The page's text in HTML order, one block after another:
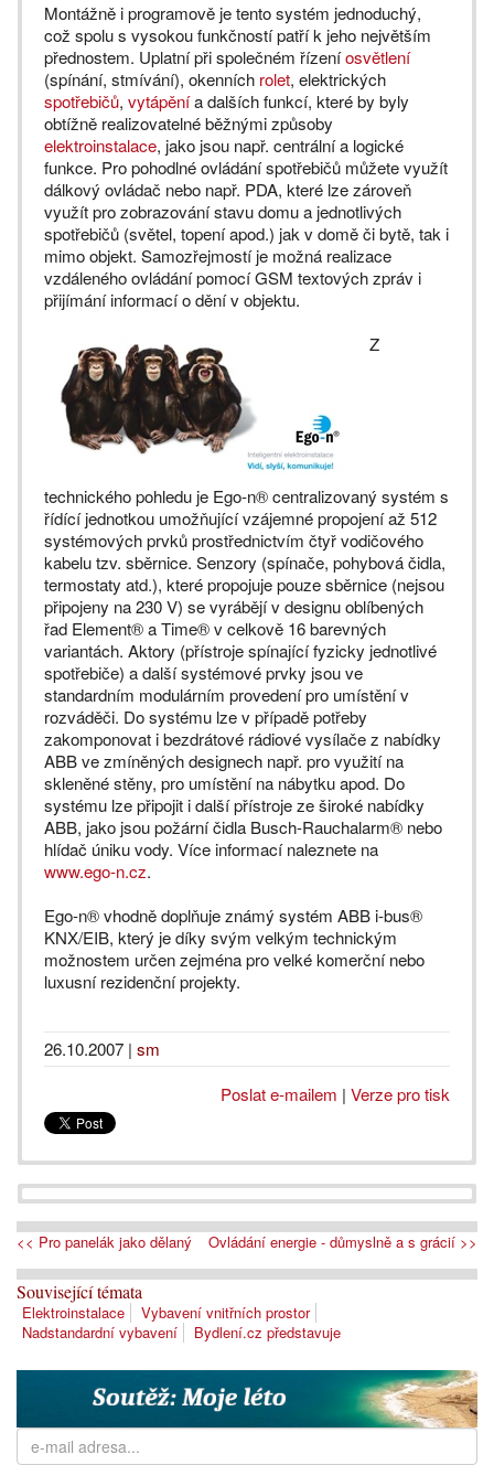
Montážně i programově je tento systém jednoduchý,
což spolu s vysokou funkčností patří k jeho největším
přednostem. Uplatní při společném řízeníosvětlení
(spínání, stmívání), okenních rolet, elektrických
spotřebičů, vytápěnía dalších funkcí, které by byly
obtížně realizovatelné běžnými způsoby
elektroinstalace, jako jsou např. centrální a logické
funkce. Pro pohodlné ovládání spotřebičů můžete využít
dálkový ovládač nebo např. PDA, které lze zároveň
využít pro zobrazování stavu domu a jednotlivých
spotřebičů (světel, topení apod.) jak v domě či bytě, tak i
mimo objekt. Samozřejmostí je možná realizace
vzdáleného ovládání pomocí GSM textových zpráv i
přijímání informací o dění v objektu.
Z
technického pohledu je Ego-n® centralizovaný systém s
řídící jednotkou umožňující vzájemné propojení až 512
systémových prvků prostřednictvím čtyř vodičového
kabelu tzv. sběrnice. Senzory (spínače, pohybová čidla,
termostaty atd.), které propojuje pouze sběrnice (nejsou
připojeny na 230 V) se vyrábějí v designu oblíbených
řad Element® a Time® v celkově 16 barevných
variantách. Aktory (přístroje spínající fyzicky jednotlivé
spotřebiče) a další systémové prvky jsou ve
standardním modulárním provedení pro umístění v
rozváděči. Do systému lze v případě potřeby
zakomponovat i bezdrátové rádiové vysílače z nabídky
ABB ve zmíněných designech např. pro využití na
skleněné stěny, pro umístění na nábytku apod. Do
systému lze připojit i další přístroje ze široké nabídky
ABB, jako jsou požární čidla Busch-Rauchalarm® nebo
hlídač úniku vody. Více informací naleznete na
www.ego-n.cz.
Ego-n® vhodně doplňuje známý systém ABB i-bus®
KNX/EIB, který je díky svým velkým technickým
možnostem určen zejména pro velké komerční nebo
luxusní rezidenční projekty.
26.10.2007 | sm
Poslat e-mailem | Verze pro tisk
<< Pro panelák jako dělaný Ovládání energie - důmyslně a s grácií >>
Související témata
Elektroinstalace
Vybavení vnitřních prostor
Nadstandardní vybavení
Bydlení.cz představuje